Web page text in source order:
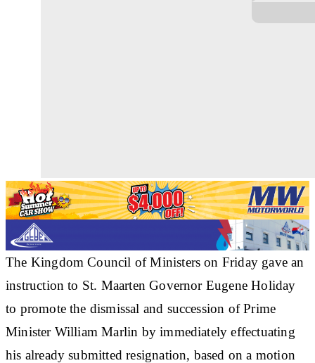
The Kingdom Council of Ministers on Friday gave an
instruction to St. Maarten Governor Eugene Holiday
to promote the dismissal and succession of Prime
Minister William Marlin by immediately effectuating
his already submitted resignation, based on a motion